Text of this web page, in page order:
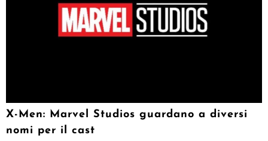
X-Men: Marvel Studios guardano a diversi
nomi per il cast